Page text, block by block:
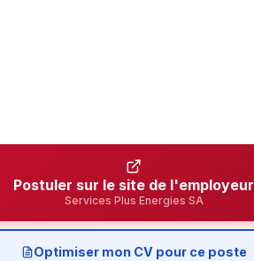
Postuler sur le site de l'employeur
Services Plus Energies SA
Optimiser mon CV pour ce poste